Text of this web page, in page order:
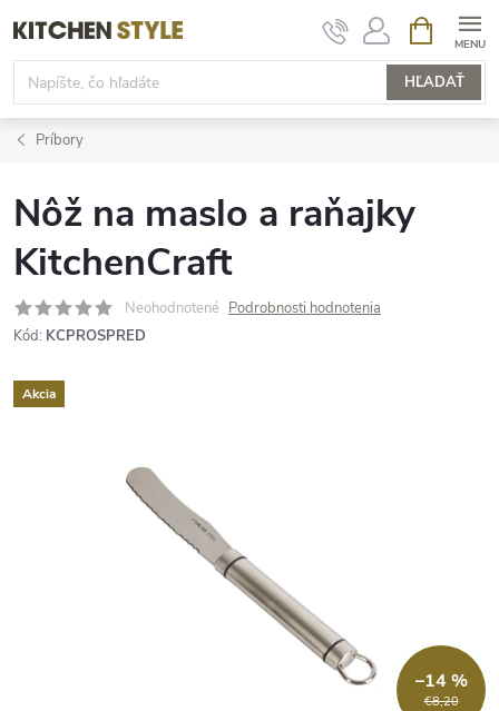
na
obsah
HĽADAŤ
KOŠÍK
Príbory
Nôž na maslo a raňajky
KitchenCraft
Neohodnotené Podrobnosti hodnotenia
Kód: KCPROSPRED
Akcia
€8,20
–14 %